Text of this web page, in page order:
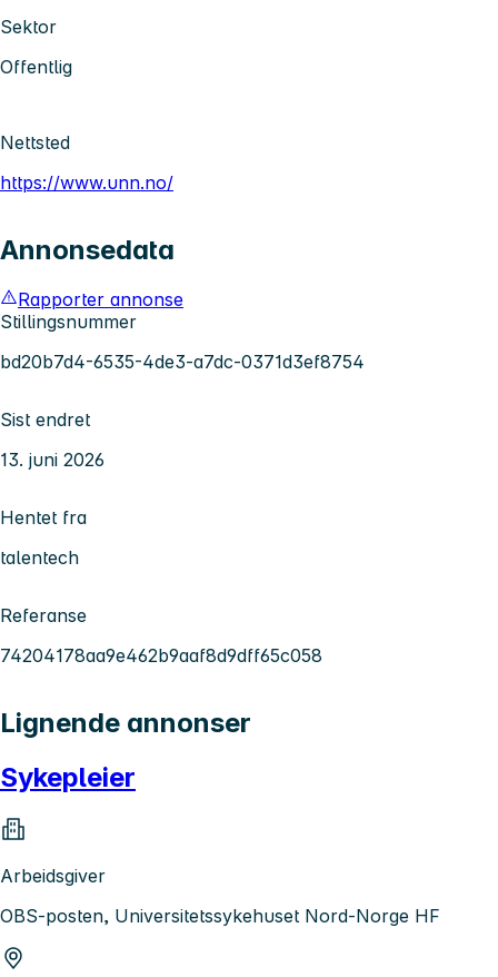
Sektor
Offentlig
Nettsted
https://www.unn.no/
Annonsedata
Rapporter annonse
Stillingsnummer
bd20b7d4-6535-4de3-a7dc-0371d3ef8754
Sist endret
13. juni 2026
Hentet fra
talentech
Referanse
74204178aa9e462b9aaf8d9dff65c058
Lignende annonser
Sykepleier
Arbeidsgiver
OBS-posten, Universitetssykehuset Nord-Norge HF